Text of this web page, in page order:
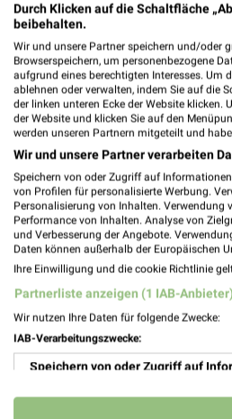
Durch Klicken auf die Schaltfläche
beibehalten.
Wir und unsere Partner speichern und/oder
Browserspeichern, um personenbezogene
aufgrund eines berechtigten Interesses. Um
ablehnen oder verwalten, indem Sie auf die
der linken unteren Ecke der Website klicken.
der Website und klicken Sie auf den
werden unseren Partnern mitgeteilt und
Wir und unsere Partner verarbeiten
Speichern von oder Zugriff auf
von Profilen für personalisierte Werbung.
Personalisierung von Inhalten. Verwendung
Performance von Inhalten. Analyse von
und Verbesserung der Angebote.
Daten können außerhalb der Europäischen
Ihre Einwilligung und die cookie Richtlinie
Partnerliste anzeigen (1 IAB-Anbieter)
Wir nutzen Ihre Daten für folgende Zwecke:
IAB-Verarbeitungszwecke:
Speichern von oder Zugriff auf
Verwendung reduzierter Daten zur